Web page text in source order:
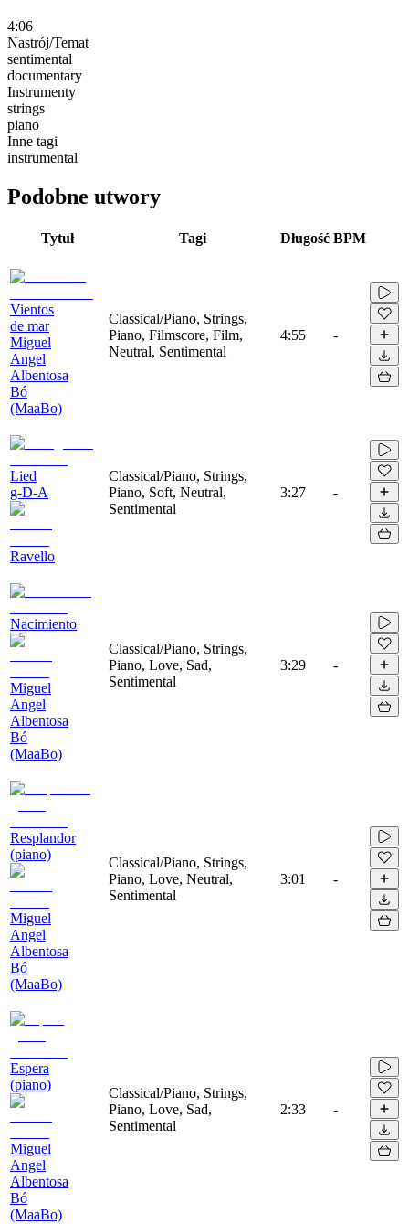
4:06
Nastrój/Temat
sentimental
documentary
Instrumenty
strings
piano
Inne tagi
instrumental
Podobne utwory
Tytuł Tagi Długość BPM
Vientos
de mar
Miguel
Angel
Albentosa
Bó
(MaaBo)
Classical/Piano, Strings,
Piano, Filmscore, Film,
Neutral, Sentimental
4:55 -
Lied
g-D-A
Ravello
Classical/Piano, Strings,
Piano, Soft, Neutral,
Sentimental
3:27 -
Nacimiento
Miguel
Angel
Albentosa
Bó
(MaaBo)
Classical/Piano, Strings,
Piano, Love, Sad,
Sentimental
3:29 -
Resplandor
(piano)
Miguel
Angel
Albentosa
Bó
(MaaBo)
Classical/Piano, Strings,
Piano, Love, Neutral,
Sentimental
3:01 -
Espera
(piano)
Miguel
Angel
Albentosa
Bó
(MaaBo)
Classical/Piano, Strings,
Piano, Love, Sad,
Sentimental
2:33 -